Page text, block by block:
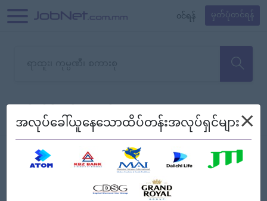
၀င်ရန် မှတ်ပုံတင်ရန်
သော အလုပ်မရှိသေးပါ။
စစ်ရန် စဉ်၍ကြည့်မည်
Myanmar
အလုပ်ခေါ်ယူနေသောထိပ်တန်းအလုပ်ရှင်များ×